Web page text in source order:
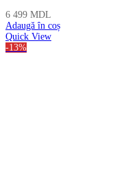
6 499 MDL
Adaugă în coș
Quick View
-13%